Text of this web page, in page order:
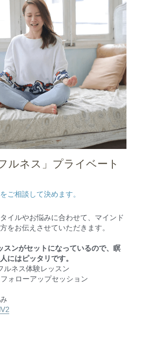
ルネス」プライベート
ご相談して決めます。
イルやお悩みに合わせて、マインド
をお伝えさせていただきます。
スンがセットになっているので、瞑
にはピッタリです。
ルネス体験レッスン
ォローアップセッション